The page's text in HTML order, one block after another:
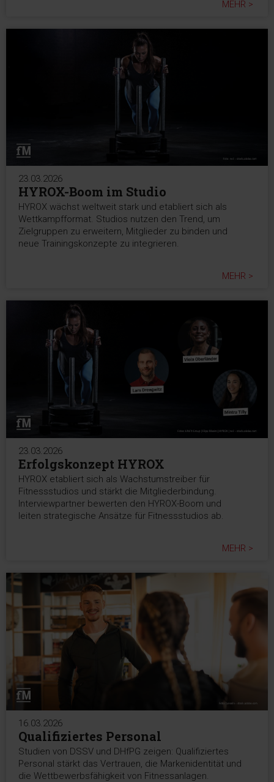
MEHR >
23.03.2026
HYROX-Boom im Studio
HYROX wächst weltweit stark und etabliert sich als
Wettkampfformat. Studios nutzen den Trend, um
Zielgruppen zu erweitern, Mitglieder zu binden und
neue Trainingskonzepte zu integrieren.
MEHR >
23.03.2026
Erfolgskonzept HYROX
HYROX etabliert sich als Wachstumstreiber für
Fitnessstudios und stärkt die Mitgliederbindung.
Interviewpartner bewerten den HYROX-Boom und
leiten strategische Ansätze für Fitnessstudios ab.
MEHR >
16.03.2026
Qualifiziertes Personal
Studien von DSSV und DHfPG zeigen: Qualifiziertes
Personal stärkt das Vertrauen, die Markenidentität und
die Wettbewerbsfähigkeit von Fitnessanlagen.